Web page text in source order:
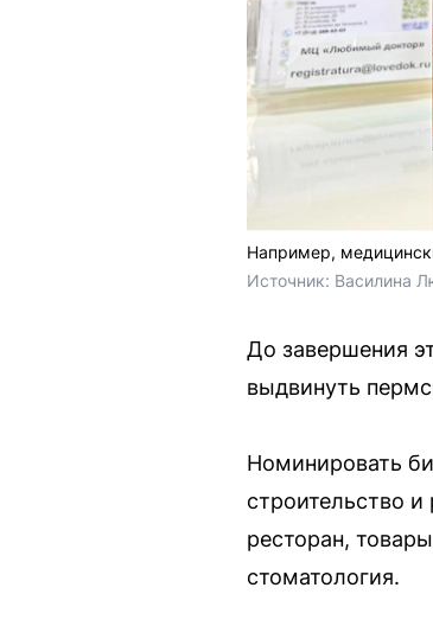
Например,
Источник: Василина
До завершения
выдвинуть
Номинировать
строительство
ресторан,
стоматология.